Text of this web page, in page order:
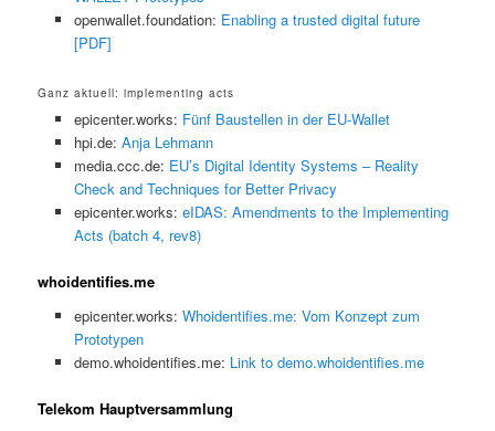
openwallet.foundation: Enabling a trusted digital future
[PDF]
Ganz aktuell: implementing acts
epicenter.works: Fünf Baustellen in der EU-Wallet
hpi.de: Anja Lehmann
media.ccc.de: EU’s Digital Identity Systems – Reality
Check and Techniques for Better Privacy
epicenter.works: eIDAS: Amendments to the Implementing
Acts (batch 4, rev8)
whoidentifies.me
epicenter.works: Whoidentifies.me: Vom Konzept zum
Prototypen
demo.whoidentifies.me: Link to demo.whoidentifies.me
Telekom Hauptversammlung